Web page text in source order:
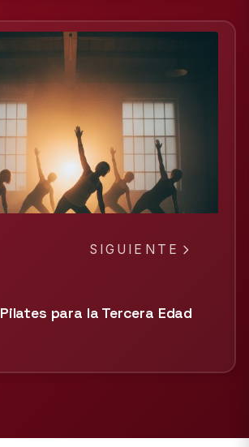
SIGUIENTE
Pilates para la Tercera Edad